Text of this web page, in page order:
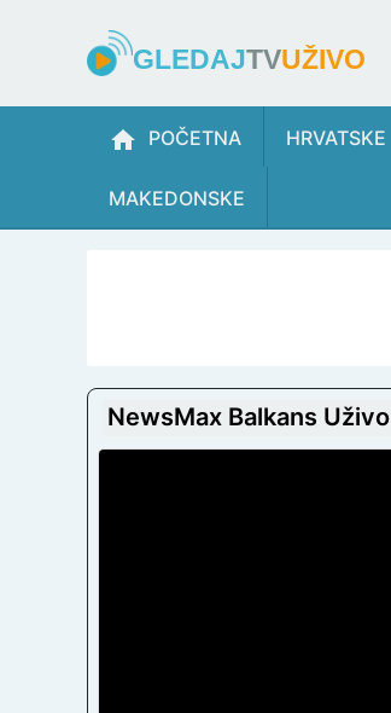
GLEDAJTVUŽIVO
POČETNA HRVATSKE
MAKEDONSKE
NewsMax Balkans Uživo